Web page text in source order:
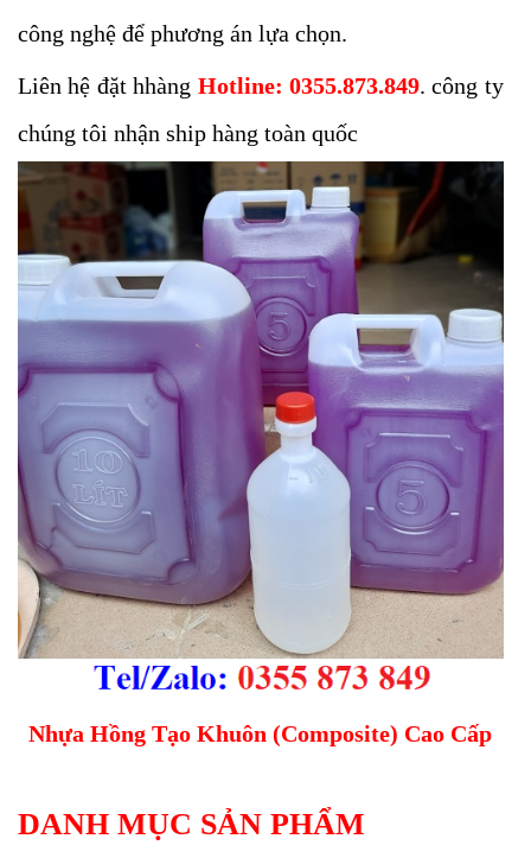
công nghệ để phương án lựa chọn.
Liên hệ đặt hhàng Hotline: 0355.873.849. công ty
chúng tôi nhận ship hàng toàn quốc
Nhựa Hồng Tạo Khuôn (Composite) Cao Cấp
DANH MỤC SẢN PHẨM